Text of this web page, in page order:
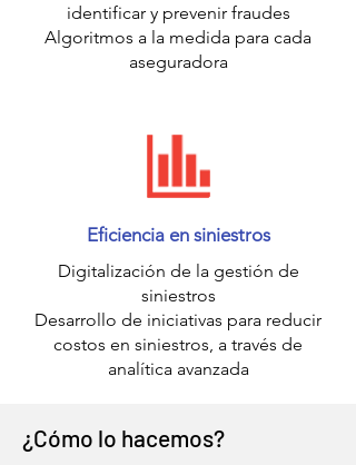
identificar y prevenir fraudes
Algoritmos a la medida para cada
aseguradora
Eficiencia en siniestros
Digitalización de la gestión de
siniestros
Desarrollo de iniciativas para reducir
costos en siniestros, a través de
analítica avanzada
¿Cómo lo hacemos?